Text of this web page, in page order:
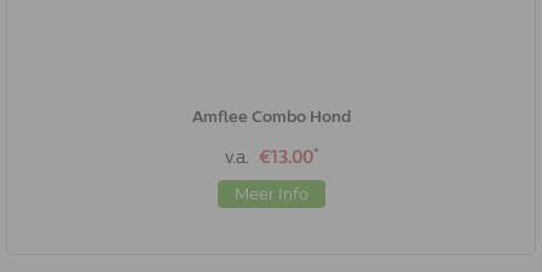
Amflee Combo Hond
v.a. €13.00*
Meer Info